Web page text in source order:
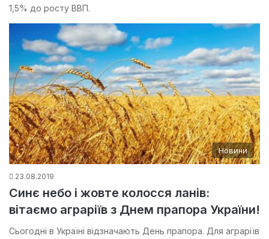
1,5% до росту ВВП.
Новини
23.08.2019
Синє небо і жовте колосся ланів:
вітаємо аграріїв з Днем прапора України!
Сьогодні в Україні відзначають День прапора. Для аграріїв